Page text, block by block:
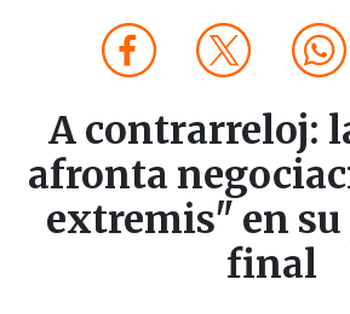
A contrarreloj:
afronta
extremis" en
final